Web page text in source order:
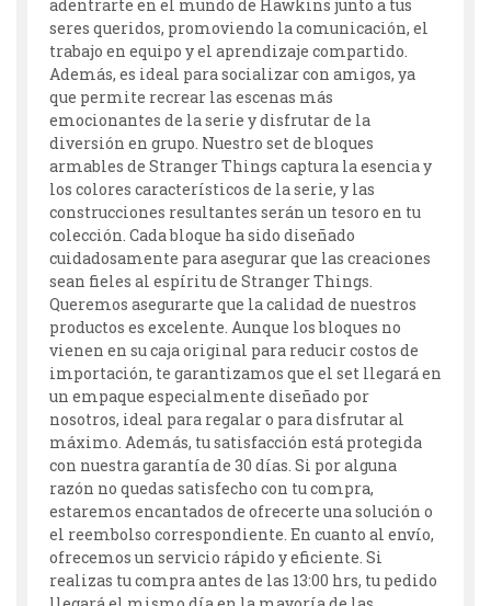
adentrarte en el mundo de Hawkins junto a tus
seres queridos, promoviendo la comunicación, el
trabajo en equipo y el aprendizaje compartido.
Además, es ideal para socializar con amigos, ya
que permite recrear las escenas más
emocionantes de la serie y disfrutar de la
diversión en grupo. Nuestro set de bloques
armables de Stranger Things captura la esencia y
los colores característicos de la serie, y las
construcciones resultantes serán un tesoro en tu
colección. Cada bloque ha sido diseñado
cuidadosamente para asegurar que las creaciones
sean fieles al espíritu de Stranger Things.
Queremos asegurarte que la calidad de nuestros
productos es excelente. Aunque los bloques no
vienen en su caja original para reducir costos de
importación, te garantizamos que el set llegará en
un empaque especialmente diseñado por
nosotros, ideal para regalar o para disfrutar al
máximo. Además, tu satisfacción está protegida
con nuestra garantía de 30 días. Si por alguna
razón no quedas satisfecho con tu compra,
estaremos encantados de ofrecerte una solución o
el reembolso correspondiente. En cuanto al envío,
ofrecemos un servicio rápido y eficiente. Si
realizas tu compra antes de las 13:00 hrs, tu pedido